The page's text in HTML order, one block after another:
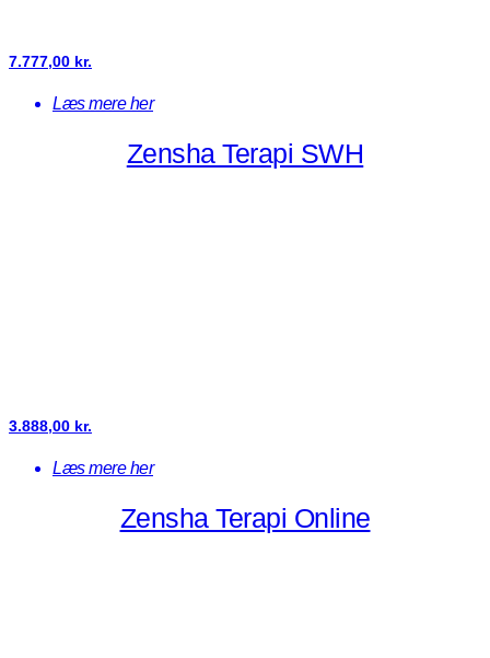
7.777,00 kr.
Læs mere her
Zensha Terapi SWH
3.888,00 kr.
Læs mere her
Zensha Terapi Online